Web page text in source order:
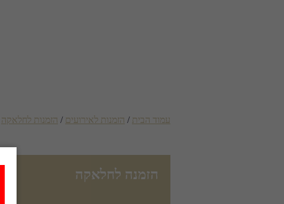
עמוד הבית / הזמנות לאירועים / הזמנות לחלאקה
הזמנה לחלאקה